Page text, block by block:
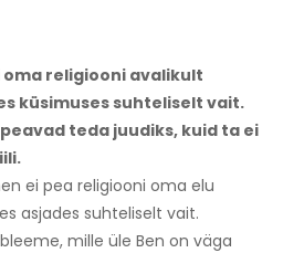
oma religiooni avalikult
küsimuses suhteliselt vait.
teda juudiks, kuid ta ei
ei pea religiooni oma elu
asjades suhteliselt vait.
mille üle Ben on väga